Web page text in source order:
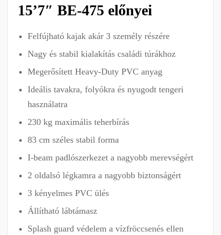
15’7″ BE-475 előnyei
Felfújható kajak akár 3 személy részére
Nagy és stabil kialakítás családi túrákhoz
Megerősített Heavy-Duty PVC anyag
Ideális tavakra, folyókra és nyugodt tengeri
használatra
230 kg maximális teherbírás
83 cm széles stabil forma
I-beam padlószerkezet a nagyobb merevségért
2 oldalsó légkamra a nagyobb biztonságért
3 kényelmes PVC ülés
Állítható lábtámasz
Splash guard védelem a vízfröccsenés ellen